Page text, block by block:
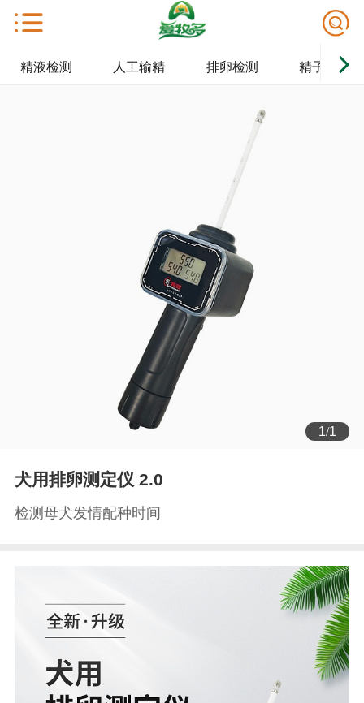
精液检测 人工输精 排卵检测 精子保存
1/1
犬用排卵测定仪 2.0
检测母犬发情配种时间